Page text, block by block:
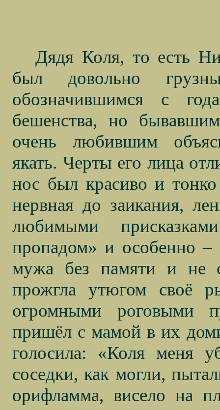
Дядя Коля, то есть
был довольно
обозначившимся с
бешенства, но
очень любившим
якать. Черты его лица
нос был красиво и
нервная до заикания,
любимыми
пропадом» и особенно –
мужа без памяти и не
прожгла утюгом своё
огромными роговыми
пришёл с мамой в их
голосила: «Коля меня
соседки, как могли,
орифламма, висело на